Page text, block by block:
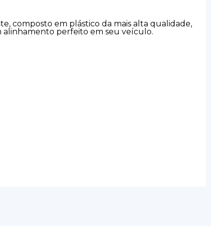
composto em plástico da mais alta qualidade,
alinhamento perfeito em seu veículo.